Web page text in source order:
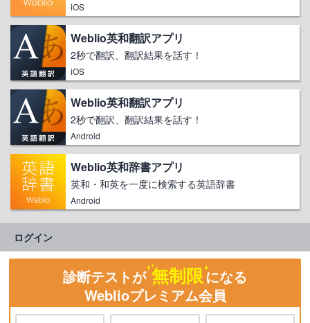
iOS
Weblio英和翻訳アプリ
2秒で翻訳、翻訳結果を話す！
iOS
Weblio英和翻訳アプリ
2秒で翻訳、翻訳結果を話す！
Android
Weblio英和辞書アプリ
英和・和英を一度に検索する英語辞書
Android
ログイン
診断テストが 無制限になる
Weblioプレミアム会員